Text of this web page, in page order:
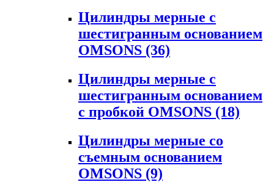
Цилиндры мерные с
шестигранным основанием
OMSONS (36)
Цилиндры мерные с
шестигранным основанием
с пробкой OMSONS (18)
Цилиндры мерные со
съемным основанием
OMSONS (9)